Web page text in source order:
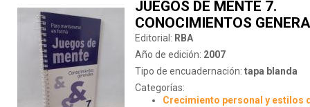
JUEGOS DE MENTE 7.
CONOCIMIENTOS
Editorial: RBA
Año de edición: 2007
Tipo de encuadernación: tapa blanda
Categorías:
Crecimiento personal y estilos